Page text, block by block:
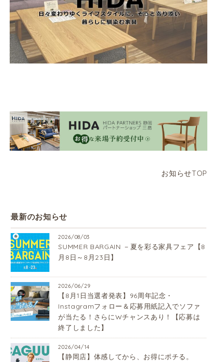
お知らせTOP
最新のお知らせ
2026/08/03
SUMMER BARGAIN －夏を彩る家具フェア【8
月8日～8月23日】
2026/06/29
【8月1日当選者発表】96周年記念・
Instagramフォロー＆応募用紙記入でソファ
が当たる！さらにWチャンスあり！【応募は
終了しました】
2026/04/14
【静岡店】体感してから、お得にポチる。